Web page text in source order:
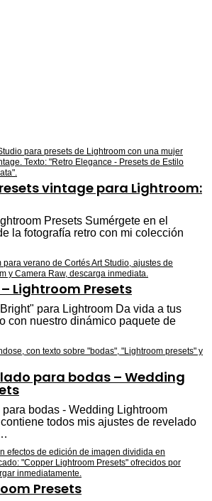
vintage para Lightroom:
Presets Sumérgete en el
la fotografía retro con mi colección
Lightroom Presets
para Lightroom Da vida a tus
con nuestro dinámico paquete de
para bodas – Wedding
bodas - Wedding Lightroom
todos mis ajustes de revelado
Presets